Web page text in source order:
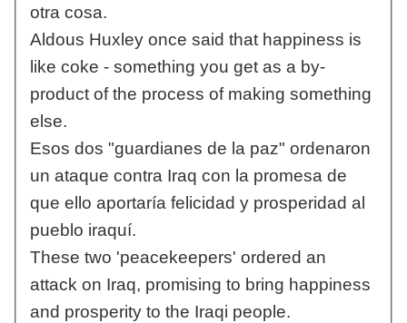
otra cosa.
Aldous Huxley once said that happiness is
like coke - something you get as a by-
product of the process of making something
else.
Esos dos "guardianes de la paz" ordenaron
un ataque contra Iraq con la promesa de
que ello aportaría felicidad y prosperidad al
pueblo iraquí.
These two 'peacekeepers' ordered an
attack on Iraq, promising to bring happiness
and prosperity to the Iraqi people.